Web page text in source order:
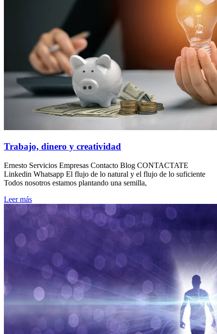
Trabajo, dinero y creatividad
Ernesto Servicios Empresas Contacto Blog CONTACTATE
Linkedin Whatsapp El flujo de lo natural y el flujo de lo suficiente
Todos nosotros estamos plantando una semilla,
Leer más